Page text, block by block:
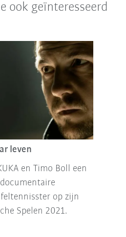
ook geïnteresseerd
leven
en Timo Boll een
op zijn
Spelen 2021.